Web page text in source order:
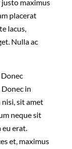
maximus
placerat
lacus,
Nulla ac
in
nisi, sit amet
neque sit
eu erat.
et, maximus